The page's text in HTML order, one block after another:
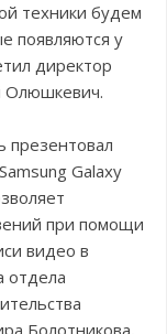
техники будем
появляются у
директор
Олюшкевич.
презентовал
Galaxy
при помощи
видео в
отдела